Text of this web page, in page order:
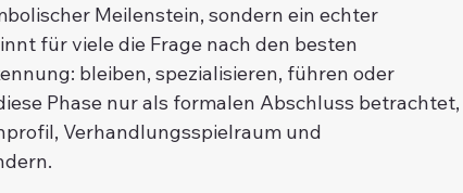
Meilenstein, sondern ein echter
für viele die Frage nach den besten
bleiben, spezialisieren, führen oder
Phase nur als formalen Abschluss betrachtet,
Verhandlungsspielraum und